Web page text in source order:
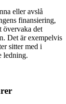
eller avslå
finansiering,
övervaka det
Det är exempelvis
sitter med i
ledning.